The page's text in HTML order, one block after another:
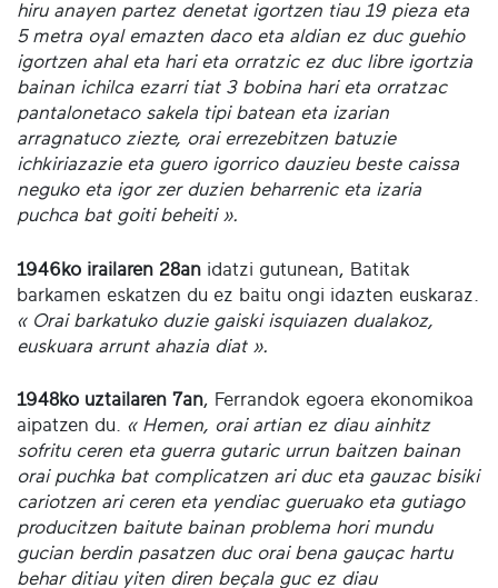
hiru anayen partez denetat igortzen tiau 19 pieza eta
5 metra oyal emazten daco eta aldian ez duc guehio
igortzen ahal eta hari eta orratzic ez duc libre igortzia
bainan ichilca ezarri tiat 3 bobina hari eta orratzac
pantalonetaco sakela tipi batean eta izarian
arragnatuco ziezte, orai errezebitzen batuzie
ichkiriazazie eta guero igorrico dauzieu beste caissa
neguko eta igor zer duzien beharrenic eta izaria
puchca bat goiti beheiti ».
1946ko irailaren 28an idatzi gutunean, Batitak
barkamen eskatzen du ez baitu ongi idazten euskaraz.
« Orai barkatuko duzie gaiski isquiazen dualakoz,
euskuara arrunt ahazia diat ».
1948ko uztailaren 7an, Ferrandok egoera ekonomikoa
aipatzen du. « Hemen, orai artian ez diau ainhitz
sofritu ceren eta guerra gutaric urrun baitzen bainan
orai puchka bat complicatzen ari duc eta gauzac bisiki
cariotzen ari ceren eta yendiac gueruako eta gutiago
producitzen baitute bainan problema hori mundu
gucian berdin pasatzen duc orai bena gauçac hartu
behar ditiau yiten diren beçala guc ez diau